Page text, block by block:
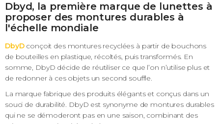
Dbyd, la première marque de lunettes à
proposer des montures durables à
l'échelle mondiale
DbyDconçoit des montures recyclées à partir de bouchons
de bouteilles en plastique, récoltés, puis transformés. En
somme, DbyD décide de réutiliser ce que l’on n’utilise plus et
de redonner à ces objets un second souffle.
La marque fabrique des produits élégants et conçus dans un
souci de durabilité. DbyD est synonyme de montures durables
qui ne se démoderont pas en une saison, combinant des